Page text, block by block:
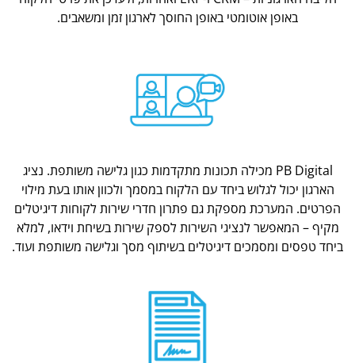
באופן אוטומטי באופן החוסך לארגון זמן ומשאבים.
PB Digital מכילה תכונות מתקדמות כגון גלישה משותפת. נציג
הארגון יכול לגלוש ביחד עם הלקוח במסמך ולכוון אותו בעת מילוי
הפרטים. המערכת מספקת גם פתרון חדרי שירות לקוחות דיגיטלים
מקיף – המאפשר לנציגי השירות לספק שירות בשיחת וידאו, למלא
ביחד טפסים ומסמכים דיגיטלים בשיתוף מסך וגלישה משותפת ועוד.